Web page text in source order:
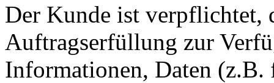
Der Kunde ist verpflichtet,
Auftragserfüllung zur
Informationen, Daten (z.B.